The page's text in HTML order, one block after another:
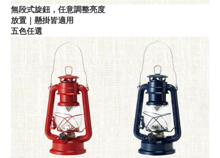
無段式旋鈕，任意調整亮度
放置｜懸掛皆適用
五色任選